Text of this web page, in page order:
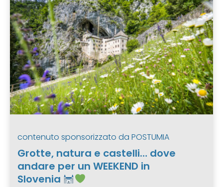
contenuto sponsorizzato da POSTUMIA
Grotte, natura e castelli… dove
andare per un WEEKEND in
Slovenia